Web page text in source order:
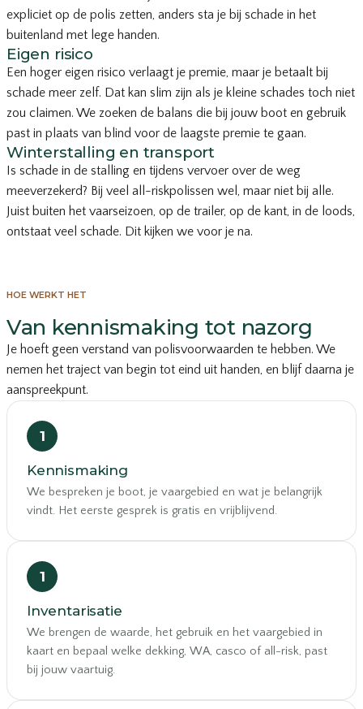
expliciet op de polis zetten, anders sta je bij schade in het
buitenland met lege handen.
Eigen risico
Een hoger eigen risico verlaagt je premie, maar je betaalt bij
schade meer zelf. Dat kan slim zijn als je kleine schades toch niet
zou claimen. We zoeken de balans die bij jouw boot en gebruik
past in plaats van blind voor de laagste premie te gaan.
Winterstalling en transport
Is schade in de stalling en tijdens vervoer over de weg
meeverzekerd? Bij veel all-riskpolissen wel, maar niet bij alle.
Juist buiten het vaarseizoen, op de trailer, op de kant, in de loods,
ontstaat veel schade. Dit kijken we voor je na.
HOE WERKT HET
Van kennismaking tot nazorg
Je hoeft geen verstand van polisvoorwaarden te hebben. We
nemen het traject van begin tot eind uit handen, en blijf daarna je
aanspreekpunt.
Kennismaking
We bespreken je boot, je vaargebied en wat je belangrijk
vindt. Het eerste gesprek is gratis en vrijblijvend.
Inventarisatie
We brengen de waarde, het gebruik en het vaargebied in
kaart en bepaal welke dekking, WA, casco of all-risk, past
bij jouw vaartuig.